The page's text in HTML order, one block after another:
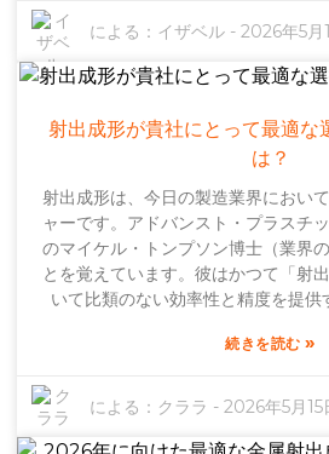
要かをしばしば語っています。例え
であるジョン・スミス氏は、「競争
プラスチック射出成形サービスの品
し、市場が急速に変化する中で迅速
題もあります。特に中国から購入を
高のサービスプロバイダーは、最新
なく、確かな実績も持っています。
をしっかり確認しておくのは賢明で
ションの重要性を見落としがちな人
くことがあります。変化の激しいこ
に重要です。
による： イザベル -2026年5月
射出成形が貴社にとって最適な
は？
射出成形は、今日の製造業界におい
ャーです。アドバンスト・プラスチ
のマイケル・トンプソン博士（業界
とを覚えています。彼はかつて「射
いて比類のない効率性と精度を提供
ってこの技術がいかに重要かを考え
を、しかもかなり安定した品質で製
に、使用できる材料の種類も豊富で
続きを読む»
による： クララ -2026年5月15